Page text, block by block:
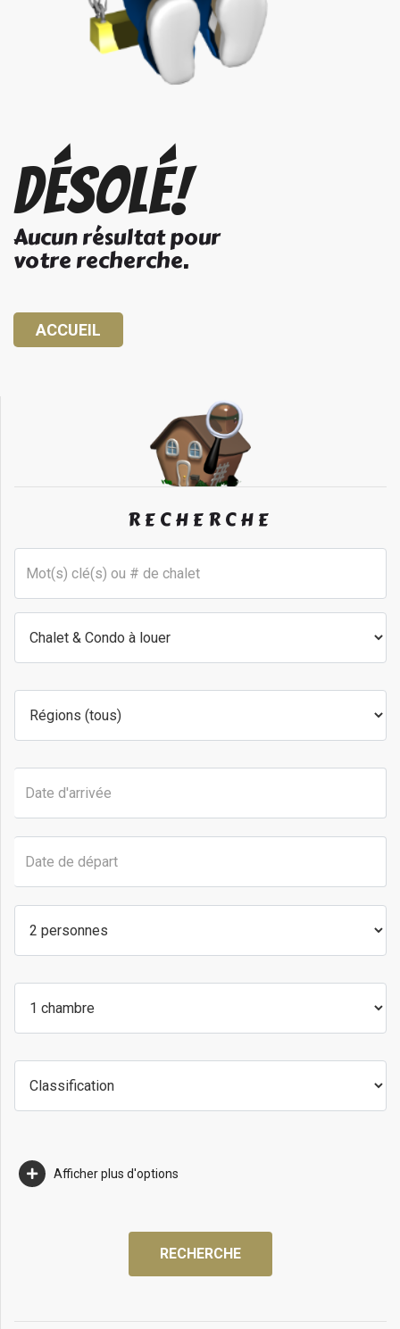
Désolé!
Aucun résultat pour
votre recherche.
ACCUEIL
RECHERCHE
Afficher plus d'options
RECHERCHE